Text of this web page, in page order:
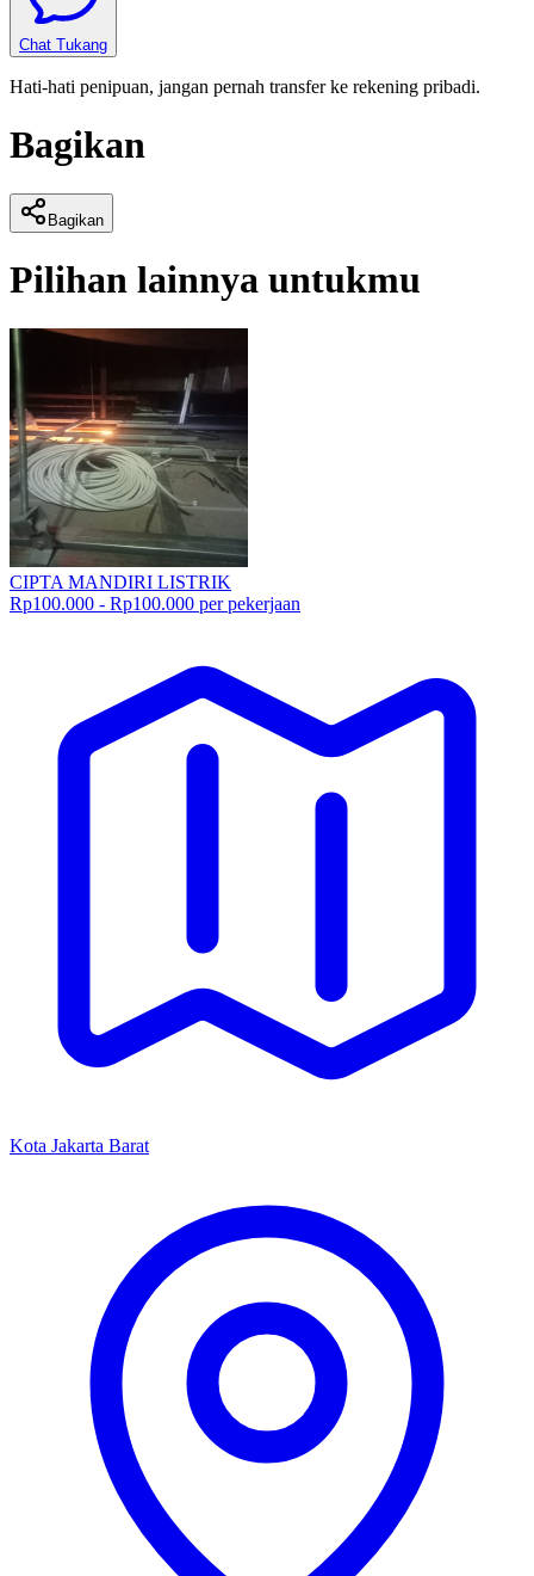
Chat Tukang
Hati-hati penipuan, jangan pernah transfer ke rekening pribadi.
Bagikan
Bagikan
Pilihan lainnya untukmu
CIPTA MANDIRI LISTRIK
Rp100.000 - Rp100.000 per pekerjaan
Kota Jakarta Barat